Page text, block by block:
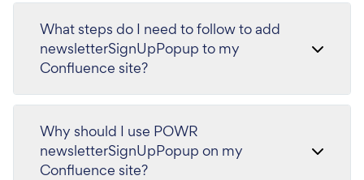
What steps do I need to follow to add
newsletterSignUpPopup to my
Confluence site?
Why should I use POWR
newsletterSignUpPopup on my
Confluence site?